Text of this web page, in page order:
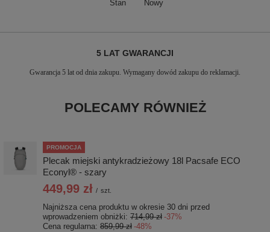
Stan Nowy
5 LAT GWARANCJI
Gwarancja 5 lat od dnia zakupu. Wymagany dowód zakupu do reklamacji.
POLECAMY RÓWNIEŻ
PROMOCJA
Plecak miejski antykradzieżowy 18l Pacsafe ECO
Econyl® - szary
449,99 zł / szt.
Najniższa cena produktu w okresie 30 dni przed
wprowadzeniem obniżki: 714,99 zł -37%
Cena regularna: 859,99 zł -48%